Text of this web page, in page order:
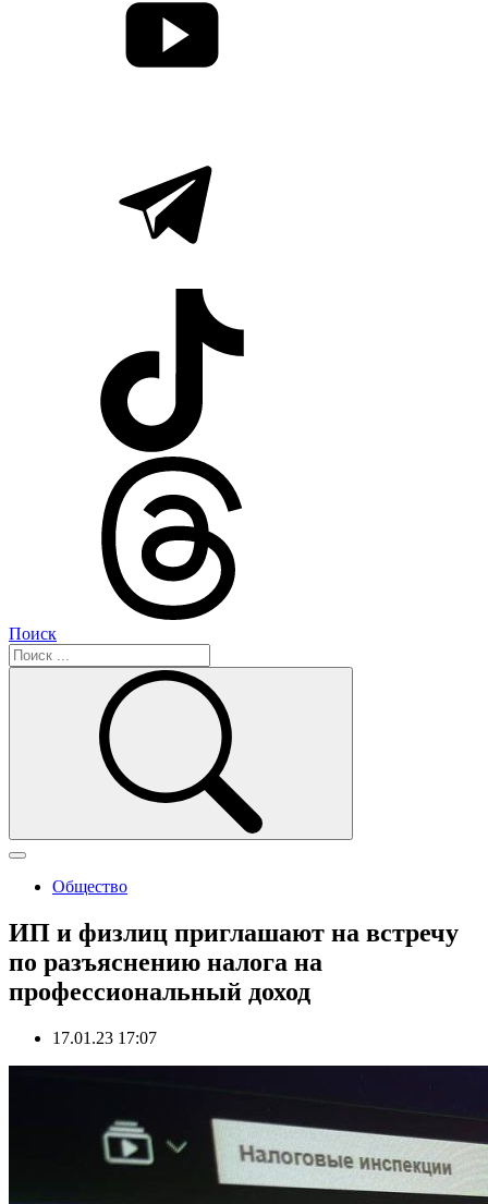
Поиск
Общество
ИП и физлиц приглашают на встречу
по разъяснению налога на
профессиональный доход
17.01.23 17:07